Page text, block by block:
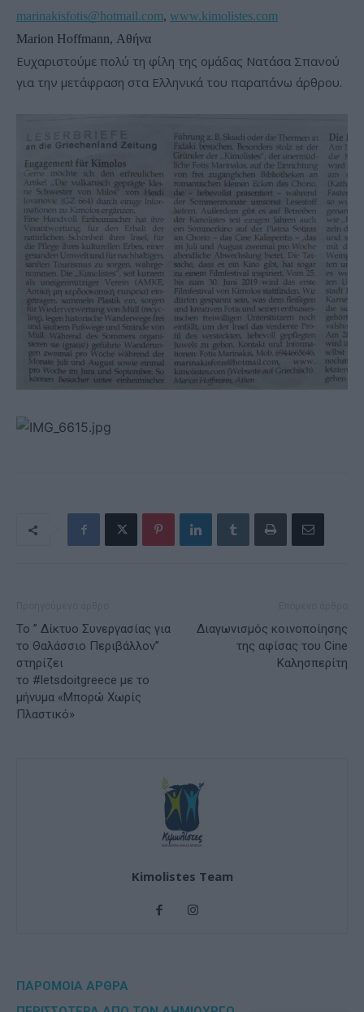
marinakisfotis@hotmail.com, www.kimolistes.com
Marion Hoffmann, Αθήνα
Ευχαριστούμε πολύ τη φίλη της ομάδας Νατάσα Σπανού
για την μετάφραση στα Ελληνικά του παραπάνω άρθρου.
To ” Δίκτυο Συνεργασίας για
το Θαλάσσιο Περιβάλλον”
στηρίζει
το #letsdoitgreece με το
μήνυμα «Μπορώ Χωρίς
Πλαστικό»
Διαγωνισμός κοινοποίησης
της αφίσας του Cine
Καλησπερίτη
Kimolistes Team
ΠΑΡΟΜΟΙΑ ΑΡΘΡΑ